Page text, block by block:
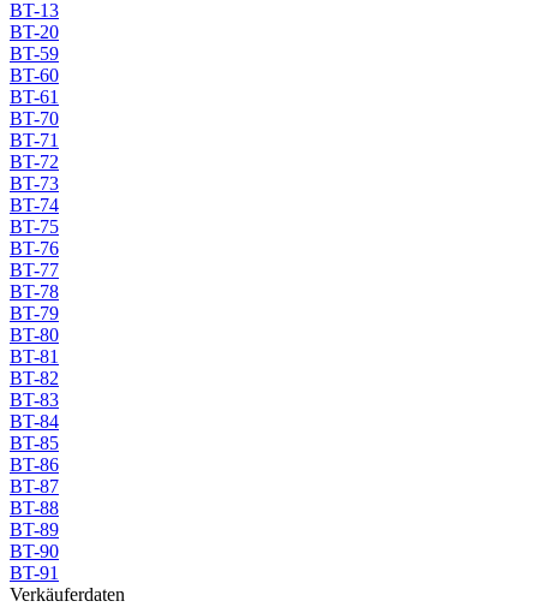
BT-13
BT-20
BT-59
BT-60
BT-61
BT-70
BT-71
BT-72
BT-73
BT-74
BT-75
BT-76
BT-77
BT-78
BT-79
BT-80
BT-81
BT-82
BT-83
BT-84
BT-85
BT-86
BT-87
BT-88
BT-89
BT-90
BT-91
Verkäuferdaten